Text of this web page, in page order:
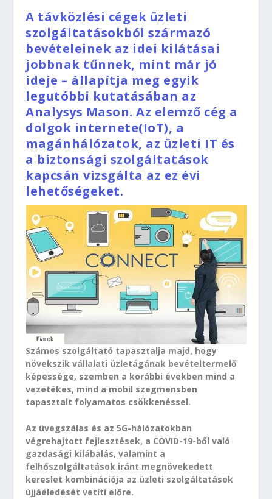
A távközlési cégek üzleti
szolgáltatásokból származó
bevételeinek az idei kilátásai
jobbnak tűnnek, mint már jó
ideje – állapítja meg egyik
legutóbbi kutatásában az
Analysys Mason. Az elemző cég a
dolgok internete(IoT), a
magánhálózatok, az üzleti IT és
a biztonsági szolgáltatások
kapcsán vizsgálta az ez évi
lehetőségeket.
Számos szolgáltató tapasztalja majd, hogy
növekszik vállalati üzletágának bevételtermelő
képessége, szemben a korábbi években mind a
vezetékes, mind a mobil szegmensben
tapasztalt folyamatos csökkenéssel.
Az üvegszálas és az 5G-hálózatokban
végrehajtott fejlesztések, a COVID-19-ből való
gazdasági kilábalás, valamint a
felhőszolgáltatások iránt megnövekedett
kereslet kombinációja az üzleti szolgáltatások
újjáéledését vetíti előre.